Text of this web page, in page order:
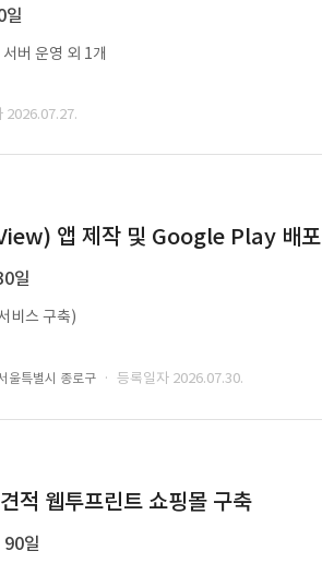
일
버 운영 외 1개
2026.07.27.
앱 제작 및 Google Play 배포
일
비스 구축)
울특별시 종로구 · 등록일자 2026.07.30.
적 웹투프린트 쇼핑몰 구축
90일